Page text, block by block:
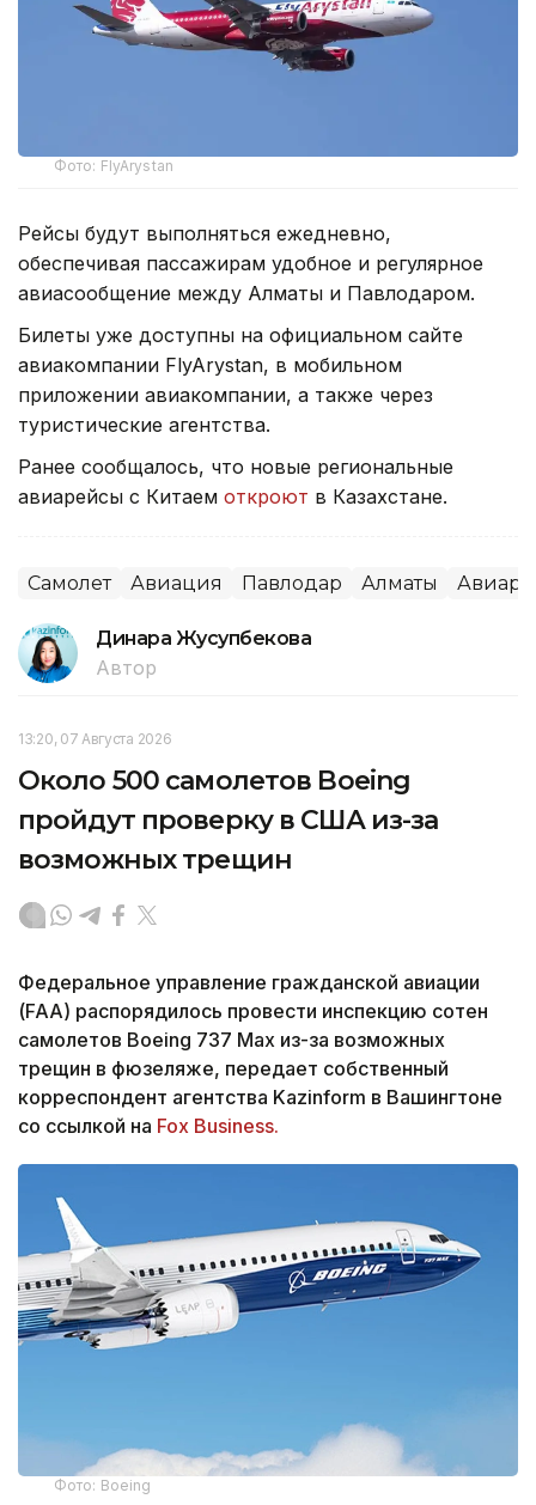
Фото: FlyArystan
Рейсы будут выполняться ежедневно,
обеспечивая пассажирам удобное и регулярное
авиасообщение между Алматы и Павлодаром.
Билеты уже доступны на официальном сайте
авиакомпании FlyArystan, в мобильном
приложении авиакомпании, а также через
туристические агентства.
Ранее сообщалось, что новые региональные
авиарейсы с Китаем откроют в Казахстане.
Самолет Авиация Павлодар Алматы
Динара Жусупбекова
Автор
13:20, 07 Августа 2026
Около 500 самолетов Boeing
пройдут проверку в США из-за
возможных трещин
Федеральное управление гражданской авиации
(FAA) распорядилось провести инспекцию сотен
самолетов Boeing 737 Max из-за возможных
трещин в фюзеляже, передает собственный
корреспондент агентства Kazinform в Вашингтоне
со ссылкой на Fox Business.
Фото: Boeing